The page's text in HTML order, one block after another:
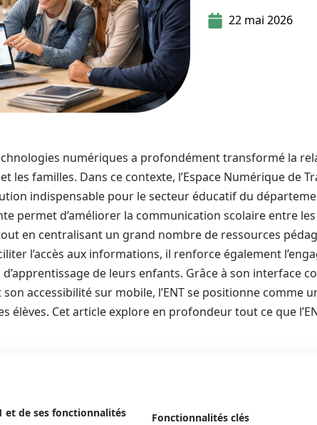
22 mai 2026
numériques a profondément transformé la
les familles. Dans ce contexte, l’Espace Numérique de
indispensable pour le secteur éducatif du
permet d’améliorer la communication scolaire entre les
en centralisant un grand nombre de ressources
l’accès aux informations, il renforce également
de leurs enfants. Grâce à son interface
accessibilité sur mobile, l’ENT se positionne comme
élèves. Cet article explore en profondeur tout ce que
et de ses fonctionnalités
Fonctionnalités clés